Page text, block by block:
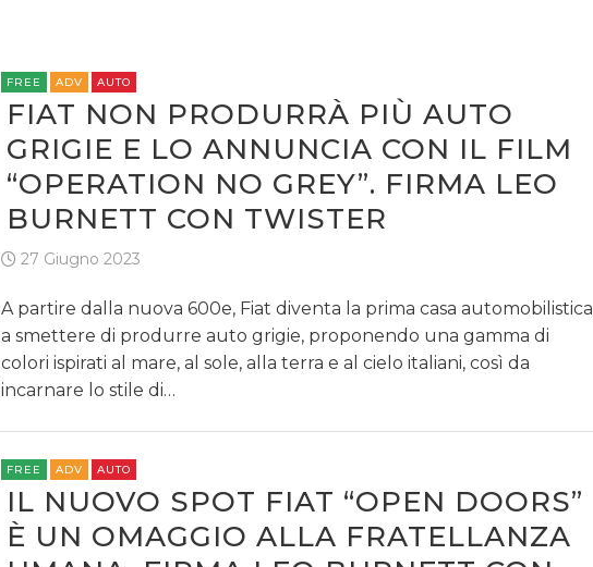
FREE ADV AUTO
FIAT NON PRODURRÀ PIÙ AUTO
GRIGIE E LO ANNUNCIA CON IL FILM
“OPERATION NO GREY”. FIRMA LEO
BURNETT CON TWISTER
27 Giugno 2023
A partire dalla nuova 600e, Fiat diventa la prima casa automobilistica
a smettere di produrre auto grigie, proponendo una gamma di
colori ispirati al mare, al sole, alla terra e al cielo italiani, così da
incarnare lo stile di…
FREE ADV AUTO
IL NUOVO SPOT FIAT “OPEN DOORS”
È UN OMAGGIO ALLA FRATELLANZA